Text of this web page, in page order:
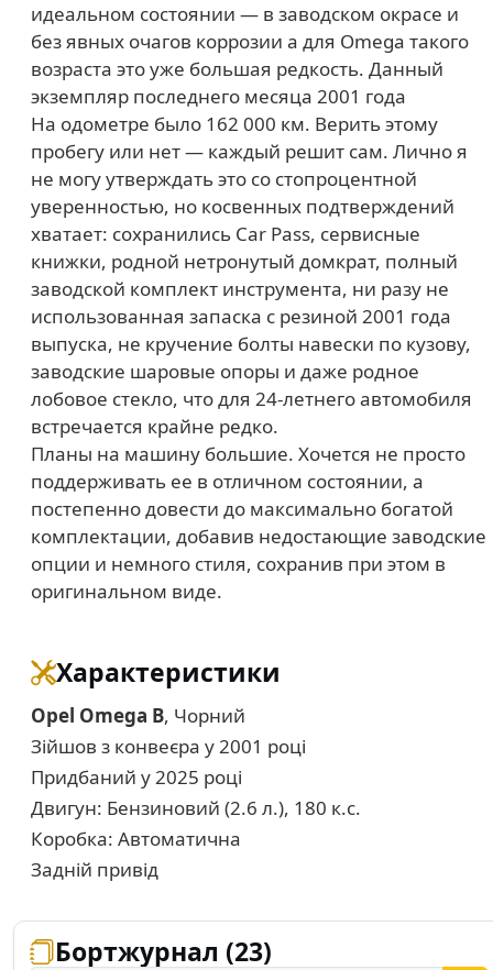
идеальном состоянии — в заводском окрасе и
без явных очагов коррозии а для Omega такого
возраста это уже большая редкость. Данный
экземпляр последнего месяца 2001 года
На одометре было 162 000 км. Верить этому
пробегу или нет — каждый решит сам. Лично я
не могу утверждать это со стопроцентной
уверенностью, но косвенных подтверждений
хватает: сохранились Car Pass, сервисные
книжки, родной нетронутый домкрат, полный
заводской комплект инструмента, ни разу не
использованная запаска с резиной 2001 года
выпуска, не кручение болты навески по кузову,
заводские шаровые опоры и даже родное
лобовое стекло, что для 24-летнего автомобиля
встречается крайне редко.
Планы на машину большие. Хочется не просто
поддерживать ее в отличном состоянии, а
постепенно довести до максимально богатой
комплектации, добавив недостающие заводские
опции и немного стиля, сохранив при этом в
оригинальном виде.
Характеристики
Opel Omega B, Чорний
Зійшов з конвеєра у 2001 році
Придбаний у 2025 році
Двигун: Бензиновий (2.6 л.), 180 к.с.
Коробка: Автоматична
Задній привід
Бортжурнал (23)